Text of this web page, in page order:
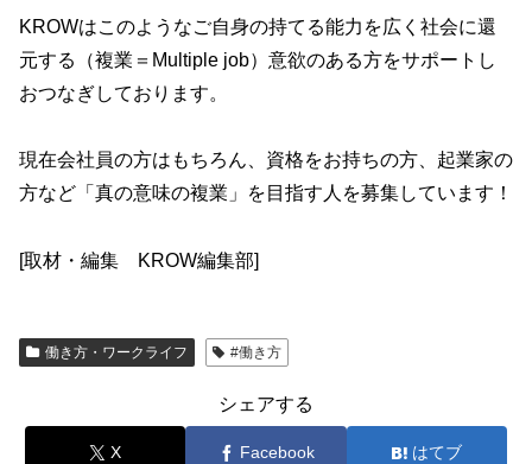
KROWはこのようなご自身の持てる能力を広く社会に還
元する（複業＝Multiple job）意欲のある方をサポートし
おつなぎしております。
現在会社員の方はもちろん、資格をお持ちの方、起業家の
方など「真の意味の複業」を目指す人を募集しています！
[取材・編集 KROW編集部]
働き方・ワークライフ #働き方
シェアする
X Facebook はてブ